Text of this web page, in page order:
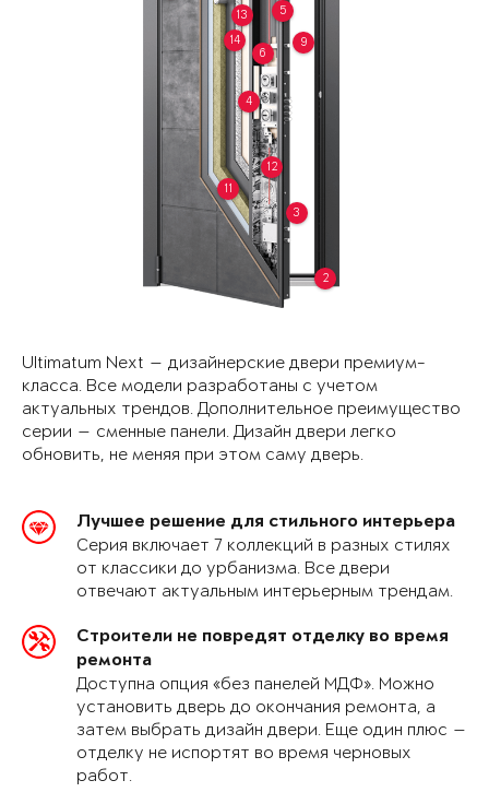
2
3
4
5
6
9
11
12
13
14
Ultimatum Next — дизайнерские двери премиум-
класса. Все модели разработаны с учетом
актуальных трендов. Дополнительное преимущество
серии — сменные панели. Дизайн двери легко
обновить, не меняя при этом саму дверь.
Лучшее решение для стильного интерьера
Серия включает 7 коллекций в разных стилях
от классики до урбанизма. Все двери
отвечают актуальным интерьерным трендам.
Строители не повредят отделку во время
ремонта
Доступна опция «без панелей МДФ». Можно
установить дверь до окончания ремонта, а
затем выбрать дизайн двери. Еще один плюс —
отделку не испортят во время черновых
работ.